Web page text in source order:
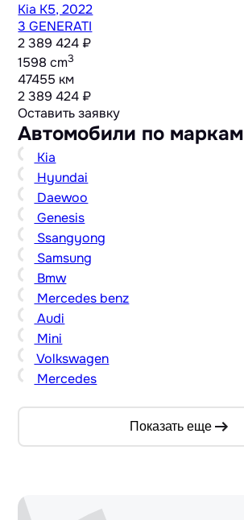
Kia K5, 2022
3 GENERATI
2 389 424 ₽
1598 cm3
47455 км
2 389 424 ₽
Оставить заявку
Автомобили по маркам
Kia
Hyundai
Daewoo
Genesis
Ssangyong
Samsung
Bmw
Mercedes benz
Audi
Mini
Volkswagen
Mercedes
Показать еще